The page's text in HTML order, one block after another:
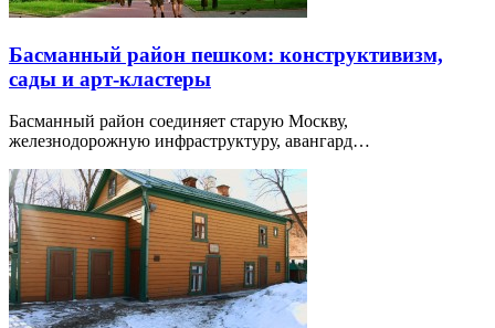
Басманный район пешком: конструктивизм,
сады и арт-кластеры
Басманный район соединяет старую Москву,
железнодорожную инфраструктуру, авангард…